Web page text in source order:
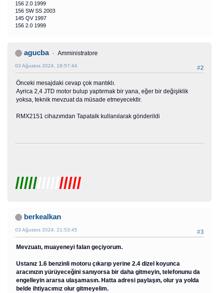
156 2.0 1999
156 SW SS 2003
145 QV 1997
156 2.0 1999
agucba Amministratore
#2
03 Ağustos 2024, 19:57:44
Önceki mesajdaki cevap çok mantıklı.
Ayrica 2,4 JTD motor bulup yaptırmak bir yana, eğer bir değişiklik
yoksa, teknik mevzuat da müsade etmeyecektir.
RMX2151 cihazımdan Tapatalk kullanılarak gönderildi
///// /////
berkealkan
#3
03 Ağustos 2024, 21:53:45
Mevzuatı, muayeneyi falan geçiyorum.
Ustanız 1.6 benzinli motoru çıkarıp yerine 2.4 dizel koyunca
aracınızın yürüyeceğini sanıyorsa bir daha gitmeyin, telefonunu da
engelleyin ararsa ulaşamasın. Hatta adresi paylaşın, olur ya yolda
belde ihtiyacımız olur gitmeyelim.